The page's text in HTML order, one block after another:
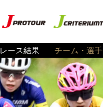
レース結果 チーム・選手